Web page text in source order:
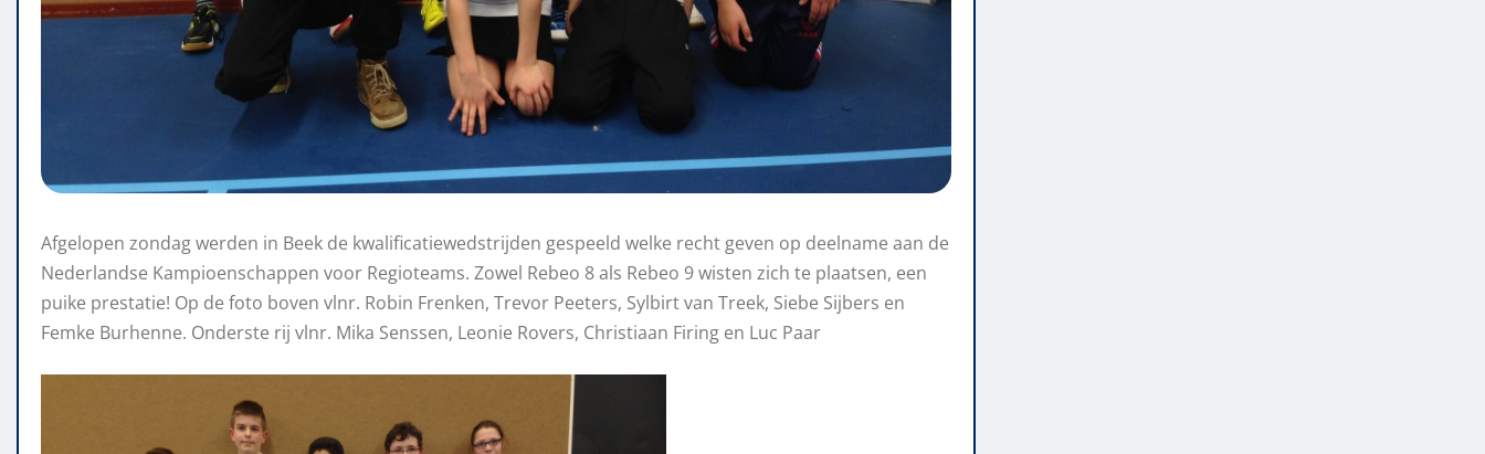
Afgelopen zondag werden in Beek de kwalificatiewedstrijden gespeeld welke recht geven op deelname aan de
Nederlandse Kampioenschappen voor Regioteams. Zowel Rebeo 8 als Rebeo 9 wisten zich te plaatsen, een
puike prestatie! Op de foto boven vlnr. Robin Frenken, Trevor Peeters, Sylbirt van Treek, Siebe Sijbers en
Femke Burhenne. Onderste rij vlnr. Mika Senssen, Leonie Rovers, Christiaan Firing en Luc Paar